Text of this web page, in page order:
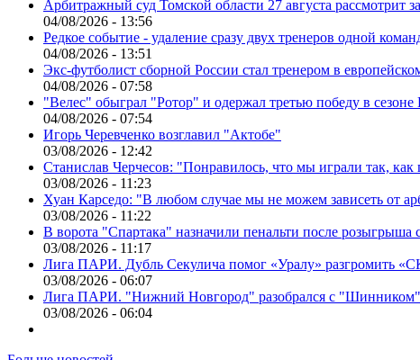
Арбитражный суд Томской области 27 августа рассмотрит
04/08/2026 - 13:56
Редкое событие - удаление сразу двух тренеров одной
04/08/2026 - 13:51
Экс-футболист сборной России стал тренером в
04/08/2026 - 07:58
"Велес" обыграл "Ротор" и одержал третью победу в сезоне
04/08/2026 - 07:54
Игорь Черевченко возглавил "Актобе"
03/08/2026 - 12:42
Станислав Черчесов: "Понравилось, что мы играли так, как
03/08/2026 - 11:23
Хуан Карседо: "В любом случае мы не можем зависеть от
03/08/2026 - 11:22
В ворота "Спартака" назначили пенальти после розыгрыша
03/08/2026 - 11:17
Лига ПАРИ. Дубль Секулича помог «Уралу» разгромить
03/08/2026 - 06:07
Лига ПАРИ. "Нижний Новгород" разобрался с "Шинником"
03/08/2026 - 06:04